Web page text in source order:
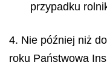
przypadku
4. Nie później niż
roku Państwowa